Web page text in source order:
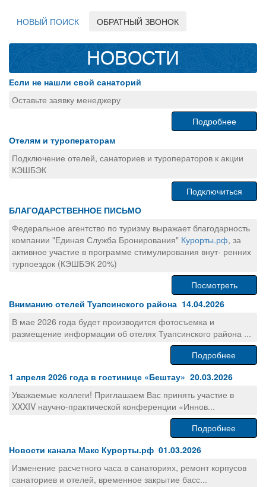
НОВЫЙ ПОИСК ОБРАТНЫЙ ЗВОНОК
НОВОСТИ
Если не нашли свой санаторий
Оставьте заявку менеджеру
Подробнее
Отелям и туроператорам
Подключение отелей, санаториев и туроператоров к акции
КЭШБЭК
Подключиться
БЛАГОДАРСТВЕННОЕ ПИСЬМО
Федеральное агентство по туризму выражает благодарность
компании "Единая Служба Бронирования" Курорты.рф, за
активное участие в программе стимулирования внут- ренних
турпоездок (КЭШБЭК 20%)
Посмотреть
Вниманию отелей Туапсинского района 14.04.2026
В мае 2026 года будет производится фотосъемка и
размещение информации об отелях Туапсинского района ...
Подробнее
1 апреля 2026 года в гостинице «Бештау» 20.03.2026
Уважаемые коллеги! Приглашаем Вас принять участие в
XXXIV научно-практической конференции «Иннов...
Подробнее
Новости канала Макс Курорты.рф 01.03.2026
Изменение расчетного часа в санаториях, ремонт корпусов
санаториев и отелей, временное закрытие басс...